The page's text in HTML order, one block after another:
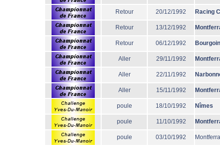
Retour 20/12/1992 Racing
Retour 13/12/1992
Retour 06/12/1992 Bourgoin
Aller 29/11/1992
Aller 22/11/1992
Aller 15/11/1992
poule 18/10/1992 Nîmes
poule 11/10/1992
poule 03/10/1992